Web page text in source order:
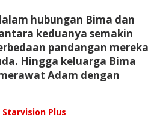
hubungan Bima dan
keduanya semakin
pandangan mereka
Hingga keluarga Bima
Adam dengan
Starvision Plus